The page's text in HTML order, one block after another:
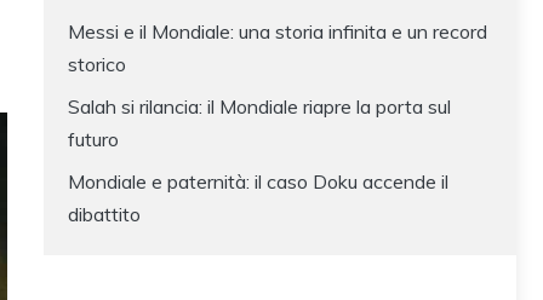
Messi e il Mondiale: una storia infinita e un record
storico
Salah si rilancia: il Mondiale riapre la porta sul
futuro
Mondiale e paternità: il caso Doku accende il
dibattito